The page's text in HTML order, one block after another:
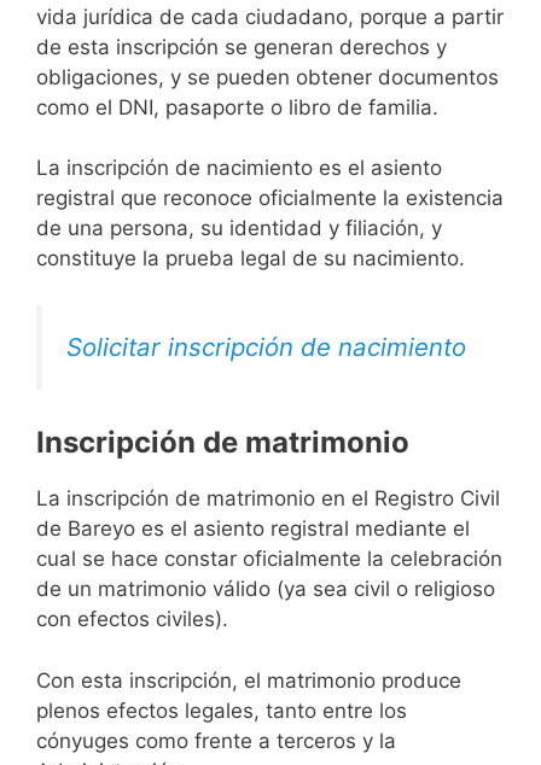
vida jurídica de cada ciudadano, porque a partir
de esta inscripción se generan derechos y
obligaciones, y se pueden obtener documentos
como el DNI, pasaporte o libro de familia.
La inscripción de nacimiento es el asiento
registral que reconoce oficialmente la existencia
de una persona, su identidad y filiación, y
constituye la prueba legal de su nacimiento.
Solicitar inscripción de nacimiento
Inscripción de matrimonio
La inscripción de matrimonio en el Registro Civil
de Bareyo es el asiento registral mediante el
cual se hace constar oficialmente la celebración
de un matrimonio válido (ya sea civil o religioso
con efectos civiles).
Con esta inscripción, el matrimonio produce
plenos efectos legales, tanto entre los
cónyuges como frente a terceros y la